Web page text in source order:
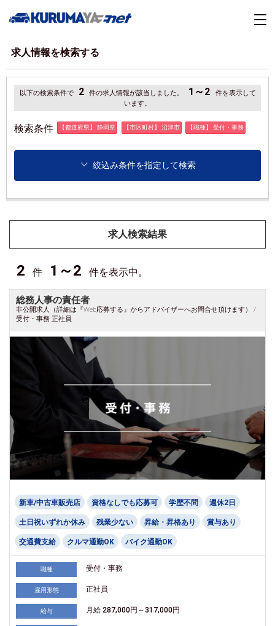
求人情報を検索する
以下の検索条件で 2 件の求人情報が該当しました。 1～2
件を表示して
います。
検索条件 【都道府県】 静岡県 【市区町村】 沼津市 【職種】 受付・事務
絞込み条件を指定して検索
求人検索結果
2 件 1～2 件を表示中。
総務人事の責任者
非公開求人（詳細は『Web応募する』からアドバイザーへお問合せ頂けます） /
受付・事務 正社員
新車/中古車販売店 資格なしでも応募可 学歴不問 週休2日
土日祝いずれか休み 残業少ない 昇給・昇格あり 賞与あり
交通費支給 クルマ通勤OK バイク通勤OK
職種 受付・事務
雇用形態 正社員
給与 月給 287,000円～317,000円